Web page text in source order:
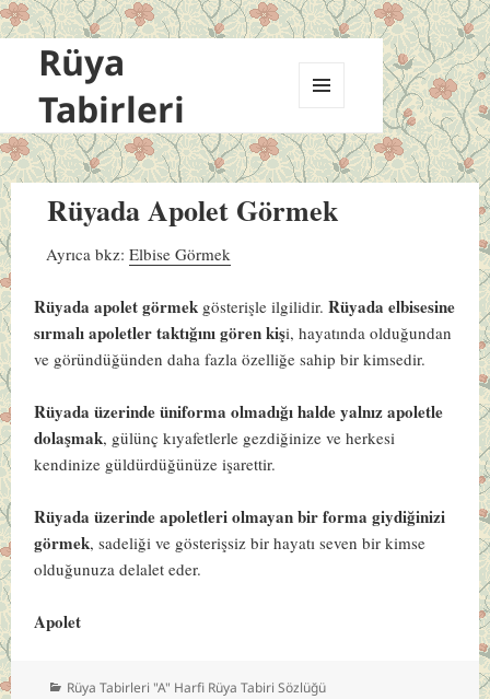
Rüya
Tabirleri
VE
BILEŞENLER
Rüyada Apolet Görmek
Ayrıca bkz:Elbise Görmek
Rüyada apolet görmek gösterişle ilgilidir.Rüyada elbisesine
sırmalı apoletler taktığını gören kişi, hayatında olduğundan
ve göründüğünden daha fazla özelliğe sahip bir kimsedir.
Rüyada üzerinde üniforma olmadığı halde yalnız apoletle
dolaşmak, gülünç kıyafetlerle gezdiğinize ve herkesi
kendinize güldürdüğünüze işarettir.
Rüyada üzerinde apoletleri olmayan bir forma giydiğinizi
görmek, sadeliği ve gösterişsiz bir hayatı seven bir kimse
olduğunuza delalet eder.
Apolet
Kategoriler
Rüya Tabirleri "A" Harfi Rüya Tabiri Sözlüğü